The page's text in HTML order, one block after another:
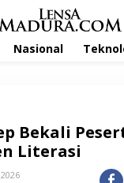
Nasional
m
Bekali
Literasi